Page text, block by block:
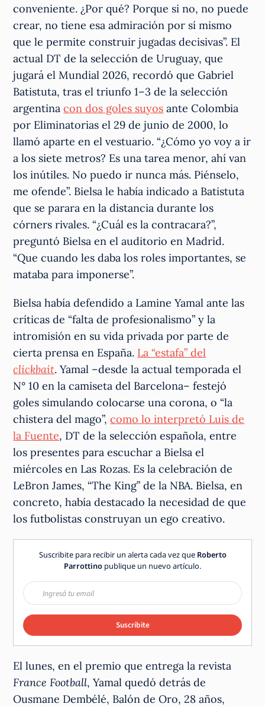
conveniente. ¿Por qué? Porque si no, no puede
crear, no tiene esa admiración por sí mismo
que le permite construir jugadas decisivas”. El
actual DT de la selección de Uruguay, que
jugará el Mundial 2026, recordó que Gabriel
Batistuta, tras el triunfo 1–3 de la selección
argentinacon dos goles suyos ante Colombia
por Eliminatorias el 29 de junio de 2000, lo
llamó aparte en el vestuario. “¿Cómo yo voy a ir
a los siete metros? Es una tarea menor, ahí van
los inútiles. No puedo ir nunca más. Piénselo,
me ofende”. Bielsa le había indicado a Batistuta
que se parara en la distancia durante los
córners rivales. “¿Cuál es la contracara?”,
preguntó Bielsa en el auditorio en Madrid.
“Que cuando les daba los roles importantes, se
mataba para imponerse”.
Bielsa había defendido a Lamine Yamal ante las
críticas de “falta de profesionalismo” y la
intromisión en su vida privada por parte de
cierta prensa en España. La “estafa” del
clickbait. Yamal –desde la actual temporada el
N° 10 en la camiseta del Barcelona– festejó
goles simulando colocarse una corona, o “la
chistera del mago”,como lo interpretó Luis de
la Fuente, DT de la selección española, entre
los presentes para escuchar a Bielsa el
miércoles en Las Rozas. Es la celebración de
LeBron James, “The King” de la NBA. Bielsa, en
concreto, había destacado la necesidad de que
los futbolistas construyan un ego creativo.
Suscribite para recibir un alerta cada vez que Roberto
Parrottino publique un nuevo artículo.
Suscribite
El lunes, en el premio que entrega la revista
France Football, Yamal quedó detrás de
Ousmane Dembélé, Balón de Oro, 28 años,